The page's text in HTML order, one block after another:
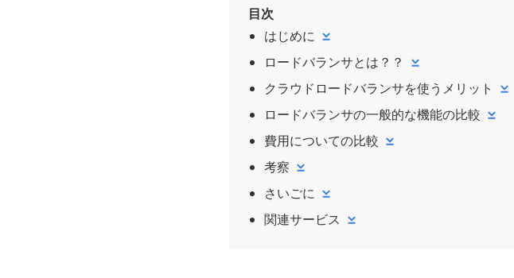
目次
はじめに
ロードバランサとは？？
クラウドロードバランサを使うメリット
ロードバランサの一般的な機能の比較
費用についての比較
考察
さいごに
関連サービス